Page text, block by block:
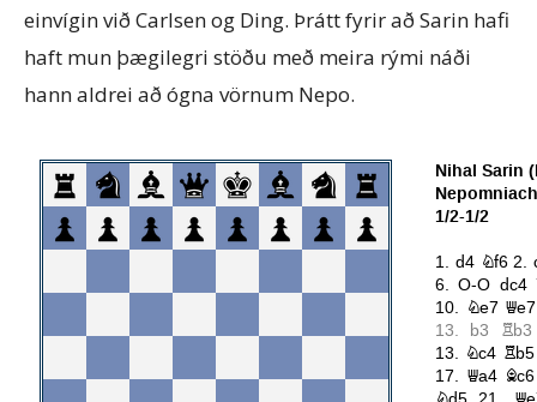
einvígin við Carlsen og Ding. Þrátt fyrir að Sarin hafi
haft mun þægilegri stöðu með meira rými náði
hann aldrei að ógna vörnum Nepo.